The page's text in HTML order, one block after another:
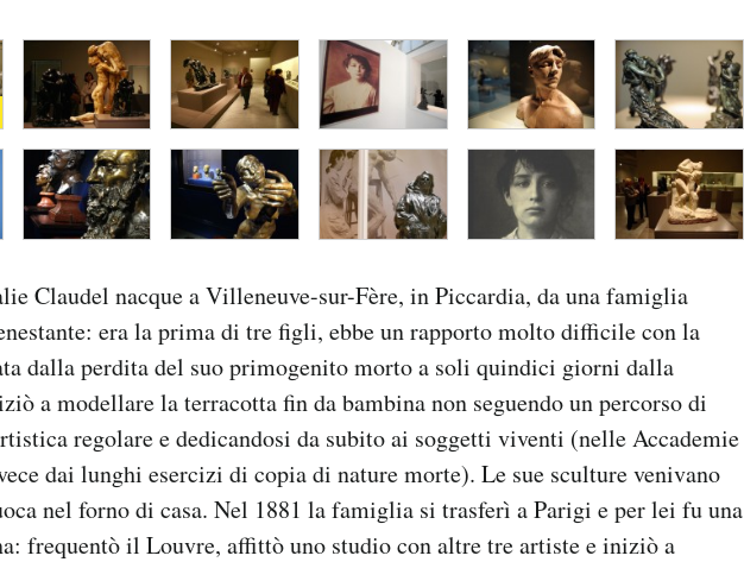
Claudel nacque a Villeneuve-sur-Fère, in Piccardia, da una famiglia
era la prima di tre figli, ebbe un rapporto molto difficile con la
dalla perdita del suo primogenito morto a soli quindici giorni dalla
a modellare la terracotta fin da bambina non seguendo un percorso di
regolare e dedicandosi da subito ai soggetti viventi (nelle Accademie
dai lunghi esercizi di copia di nature morte). Le sue sculture venivano
nel forno di casa. Nel 1881 la famiglia si trasferì a Parigi e per lei fu una
frequentò il Louvre, affittò uno studio con altre tre artiste e iniziò a